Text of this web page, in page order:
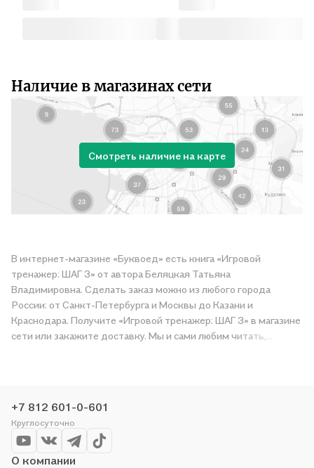
Наличие в магазинах сети
Смотреть наличие на карте
В интернет-магазине «Буквоед» есть книга «Игровой
тренажер: ШАГ 3» от автора Беляцкая Татьяна
Владимировна. Сделать заказ можно из любого города
России: от Санкт-Петербурга и Москвы до Казани и
Краснодара. Получите «Игровой тренажер: ШАГ 3» в магазине
сети или закажите доставку. Мы и сами любим читать,
+7 812 601-0-601
Круглосуточно
О компании